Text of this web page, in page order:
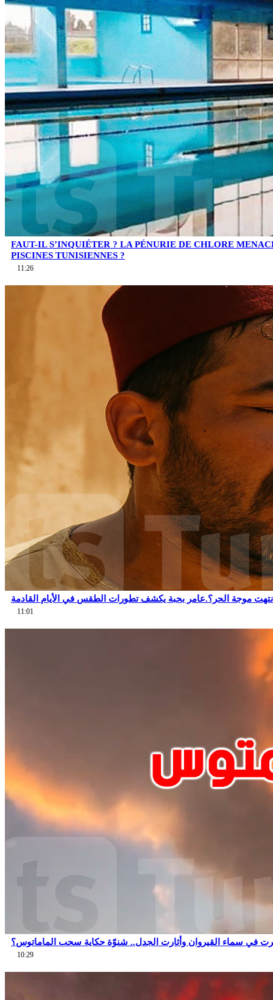
FAUT-IL S’INQUIÉTER ? LA PÉNURIE DE CHLORE
PISCINES TUNISIENNES ?
11:26
موجة الحر؟.عامر بحبة يكشف تطورات الطقس في الأيام القادمة
11:01
في سماء القيروان وأثارت الجدل.. شنوّة حكاية سحب الماماتوس؟
10:29